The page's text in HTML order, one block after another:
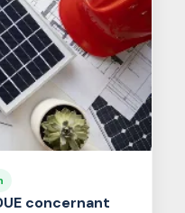
concernant